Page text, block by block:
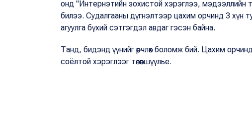
онд "Интернэтийн зохистой хэрэглээ, мэдээллийн
билээ. Судалгааны дүгнэлтээр цахим орчинд 3 хүн
агуулга бүхий сэтгэгдэл авдаг гэсэн байна.
Танд, бидэнд үүнийг өөрчлөх боломж бий. Цахим
соёлтой хэрэглээг төлөвшүүлье.